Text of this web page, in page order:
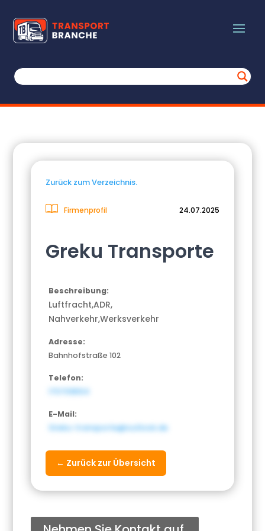
Zurück zum Verzeichnis.
Firmenprofil 24.07.2025
Greku Transporte
Beschreibung:
Luftfracht,ADR,
Nahverkehr,Werksverkehr
Adresse:
Bahnhofstraße 102
Telefon:
1707018104
E-Mail:
Greku-transporte@outlook.de
← Zurück zur Übersicht